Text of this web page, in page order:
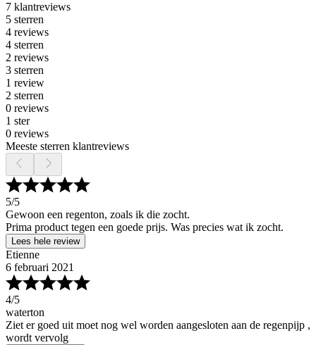
7 klantreviews
5 sterren
4 reviews
4 sterren
2 reviews
3 sterren
1 review
2 sterren
0 reviews
1 ster
0 reviews
Meeste sterren klantreviews
5/5
Gewoon een regenton, zoals ik die zocht.
Prima product tegen een goede prijs. Was precies wat ik zocht.
Lees hele review
Etienne
6 februari 2021
4/5
waterton
Ziet er goed uit moet nog wel worden aangesloten aan de regenpijp ,
wordt vervolg